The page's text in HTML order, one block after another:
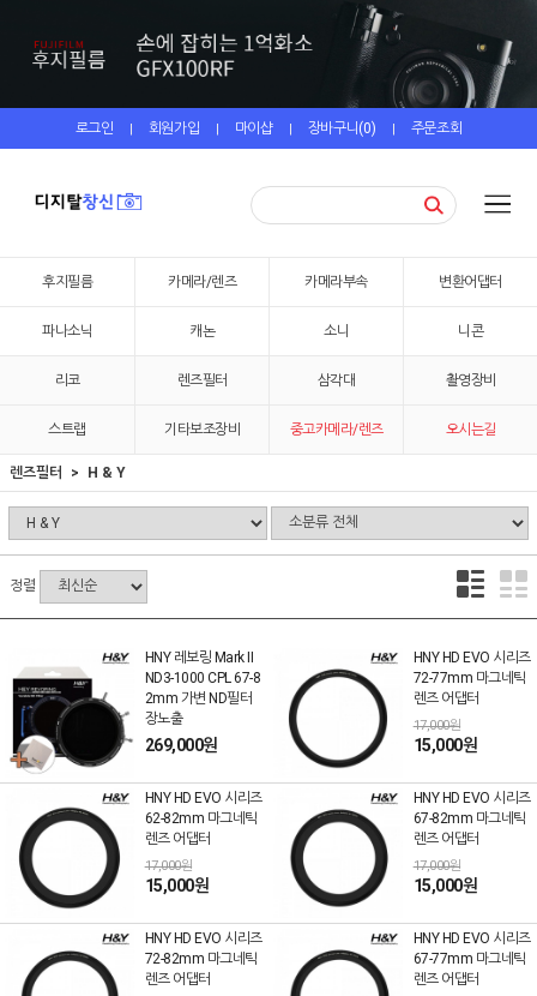
로그인 | 회원가입 | 마이샵 | 장바구니(0) | 주문조회
후지필름 카메라/렌즈 카메라부속 변환어댑터
파나소닉 캐논 소니 니콘
리코 렌즈필터 삼각대 촬영장비
스트랩 기타보조장비 중고카메라/렌즈 오시는길
렌즈필터 H & Y
정렬
HNY 레보링 Mark II
ND3-1000 CPL 67-8
2mm 가변 ND필터
장노출
269,000원
HNY HD EVO 시리즈
72-77mm 마그네틱
렌즈 어댑터
17,000원
15,000원
HNY HD EVO 시리즈
62-82mm 마그네틱
렌즈 어댑터
17,000원
15,000원
HNY HD EVO 시리즈
67-82mm 마그네틱
렌즈 어댑터
17,000원
15,000원
HNY HD EVO 시리즈
72-82mm 마그네틱
렌즈 어댑터
HNY HD EVO 시리즈
67-77mm 마그네틱
렌즈 어댑터